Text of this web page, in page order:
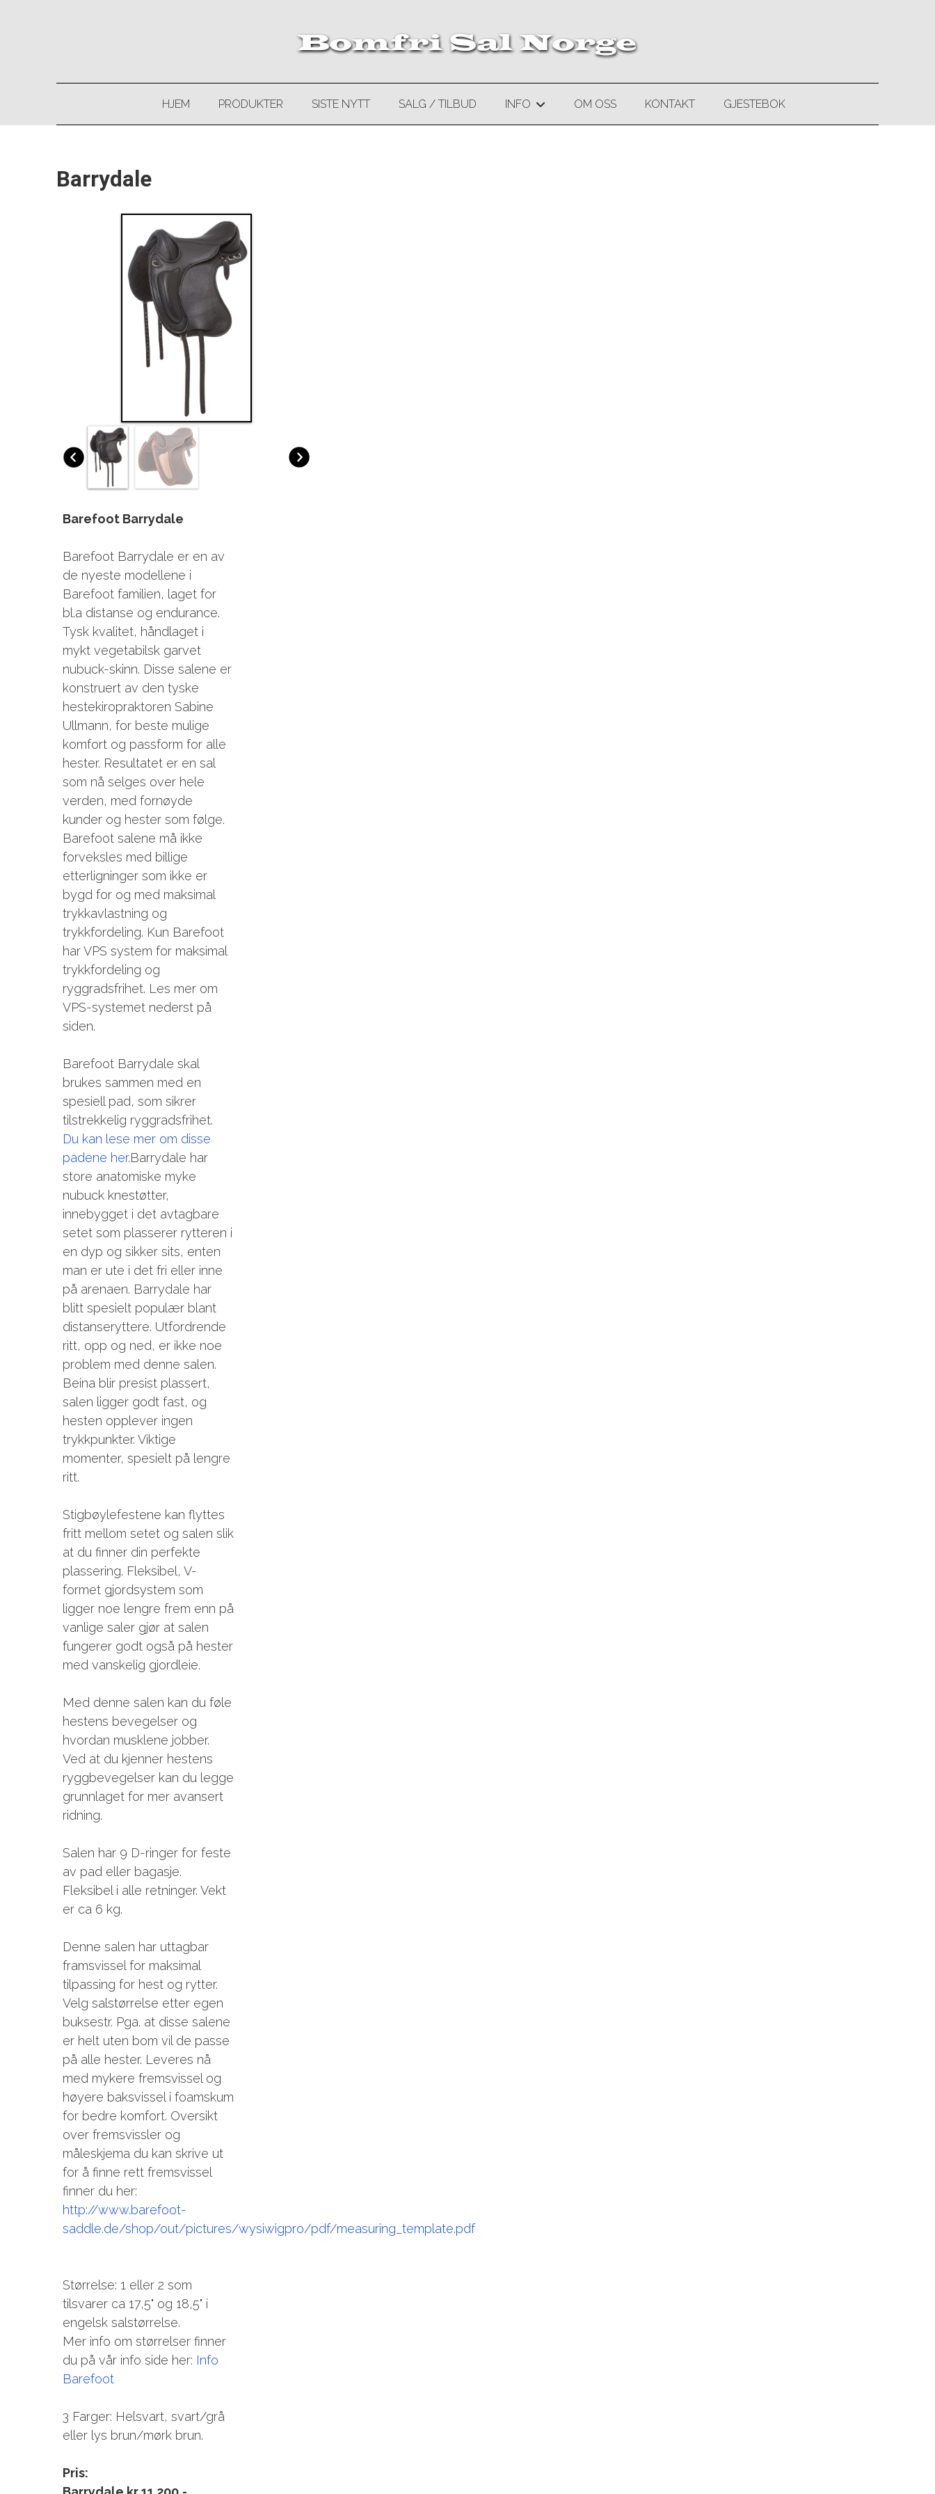
HJEM PRODUKTER SISTE NYTT SALG / TILBUD INFO OM OSS KONTAKT GJESTEBOK
Barrydale
Barefoot Barrydale
Barefoot Barrydale er en av
de nyeste modellene i
Barefoot familien, laget for
bl.a distanse og endurance.
Tysk kvalitet, håndlaget i
mykt vegetabilsk garvet
nubuck-skinn. Disse salene er
konstruert av den tyske
hestekiropraktoren Sabine
Ullmann, for beste mulige
komfort og passform for alle
hester. Resultatet er en sal
som nå selges over hele
verden, med fornøyde
kunder og hester som følge.
Barefoot salene må ikke
forveksles med billige
etterligninger som ikke er
bygd for og med maksimal
trykkavlastning og
trykkfordeling. Kun Barefoot
har VPS system for maksimal
trykkfordeling og
ryggradsfrihet. Les mer om
VPS-systemet nederst på
siden.
Barefoot Barrydale skal
brukes sammen med en
spesiell pad, som sikrer
tilstrekkelig ryggradsfrihet.
Du kan lese mer om disse
padene her.Barrydale har
store anatomiske myke
nubuck knestøtter,
innebygget i det avtagbare
setet som plasserer rytteren i
en dyp og sikker sits, enten
man er ute i det fri eller inne
på arenaen. Barrydale har
blitt spesielt populær blant
distanseryttere. Utfordrende
ritt, opp og ned, er ikke noe
problem med denne salen.
Beina blir presist plassert,
salen ligger godt fast, og
hesten opplever ingen
trykkpunkter. Viktige
momenter, spesielt på lengre
ritt.
Stigbøylefestene kan flyttes
fritt mellom setet og salen slik
at du finner din perfekte
plassering. Fleksibel, V-
formet gjordsystem som
ligger noe lengre frem enn på
vanlige saler gjør at salen
fungerer godt også på hester
med vanskelig gjordleie.
Med denne salen kan du føle
hestens bevegelser og
hvordan musklene jobber.
Ved at du kjenner hestens
ryggbevegelser kan du legge
grunnlaget for mer avansert
ridning.
Salen har 9 D-ringer for feste
av pad eller bagasje.
Fleksibel i alle retninger. Vekt
er ca 6 kg.
Denne salen har uttagbar
framsvissel for maksimal
tilpassing for hest og rytter.
Velg salstørrelse etter egen
buksestr. Pga. at disse salene
er helt uten bom vil de passe
på alle hester. Leveres nå
med mykere fremsvissel og
høyere baksvissel i foamskum
for bedre komfort. Oversikt
over fremsvissler og
måleskjema du kan skrive ut
for å finne rett fremsvissel
finner du her:
http://www.barefoot-
saddle.de/shop/out/pictures/wysiwigpro/pdf/measuring_template.pdf
Størrelse: 1 eller 2 som
tilsvarer ca 17,5" og 18,5" i
engelsk salstørrelse.
Mer info om størrelser finner
du på vår info side her: Info
Barefoot
3 Farger: Helsvart, svart/grå
eller lys brun/mørk brun.
Pris: